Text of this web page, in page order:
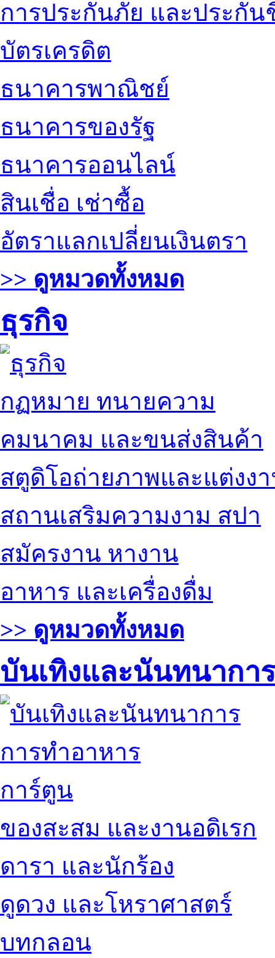
การประกันภัย และประกัน
บัตรเครดิต
ธนาคารพาณิชย์
ธนาคารของรัฐ
ธนาคารออนไลน์
สินเชื่อ เช่าซื้อ
อัตราแลกเปลี่ยนเงินตรา
>> ดูหมวดทั้งหมด
ธุรกิจ
กฏหมาย ทนายความ
คมนาคม และขนส่งสินค้า
สตูดิโอถ่ายภาพและแต่งง
สถานเสริมความงาม สปา
สมัครงาน หางาน
อาหาร และเครื่องดื่ม
>> ดูหมวดทั้งหมด
บันเทิงและนันทนาการ
การทำอาหาร
การ์ตูน
ของสะสม และงานอดิเรก
ดารา และนักร้อง
ดูดวง และโหราศาสตร์
บทกลอน